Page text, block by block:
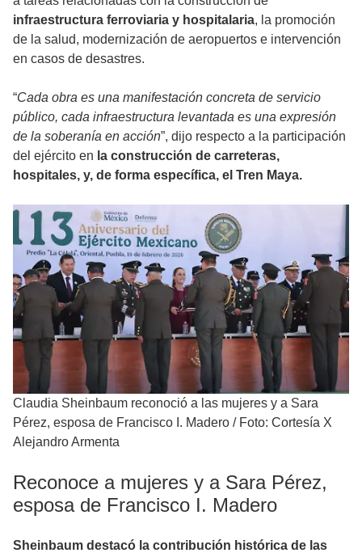
infraestructura ferroviaria y hospitalaria, la promoción
de la salud, modernización de aeropuertos e intervención
en casos de desastres.
“Cada obra es una manifestación concreta de servicio
público, cada infraestructura levantada es una expresión
de la soberanía en acción”, dijo respecto a la participación
del ejército en la construcción de carreteras,
hospitales, y, de forma específica, el Tren Maya.
Claudia Sheinbaum reconoció a las mujeres y a Sara
Pérez, esposa de Francisco I. Madero / Foto: Cortesía X
Alejandro Armenta
Reconoce a mujeres y a Sara Pérez,
esposa de Francisco I. Madero
Sheinbaum destacó la contribución histórica de las